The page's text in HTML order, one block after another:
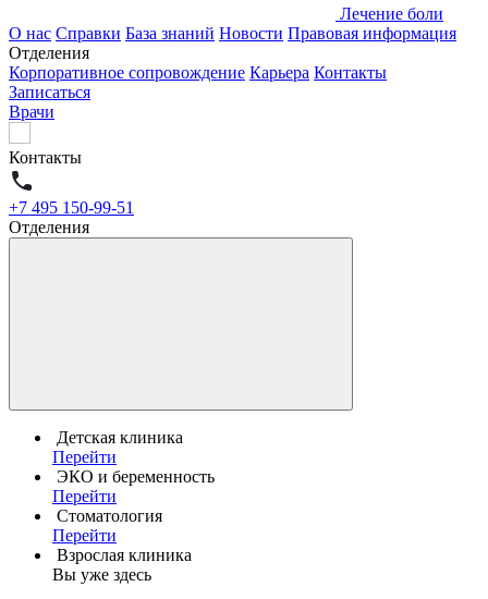
Лечение боли
О нас Справки База знаний Новости Правовая информация
Отделения
Корпоративное сопровождение Карьера Контакты
Записаться
Врачи
Контакты
+7 495 150-99-51
Отделения
Детская клиника
Перейти
ЭКО и беременность
Перейти
Стоматология
Перейти
Взрослая клиника
Вы уже здесь